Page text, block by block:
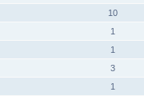
10
1
1
3
1